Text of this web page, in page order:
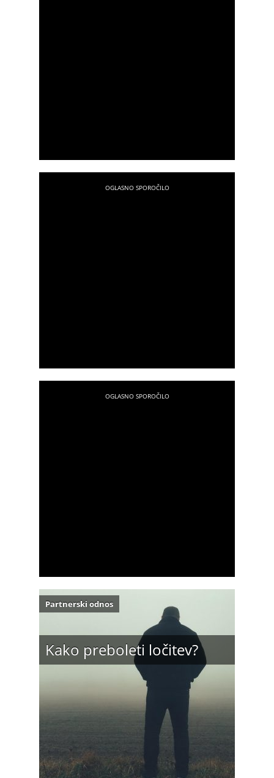
Kako preboleti ločitev?
Partnerski odnos